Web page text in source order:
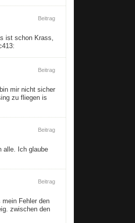
Beitrag
ist schon Krass,
Beitrag
mir nicht sicher
zu fliegen is
Beitrag
alle. Ich glaube
Beitrag
Fehler den
zwischen den